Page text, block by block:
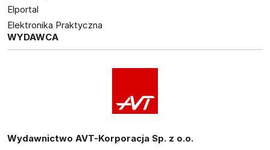
Elportal
Elektronika Praktyczna
WYDAWCA
Wydawnictwo AVT-Korporacja Sp. z o.o.